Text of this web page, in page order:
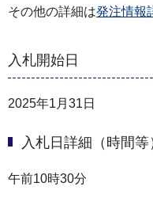
その他の詳細は発注情報
入札開始日
2025年1月31日
入札日詳細（時間等
午前10時30分